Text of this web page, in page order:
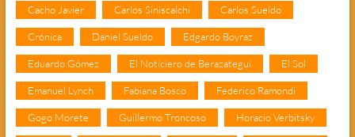
Cacho Javier Carlos Siniscalchi Carlos Sueldo
Crónica Daniel Sueldo Edgardo Boyraz
Eduardo Gómez El Noticiero de Berazategui El Sol
Emanuel Lynch Fabiana Bosco Federico Ramondi
Gogo Morete Guillermo Troncoso Horacio Verbitsky